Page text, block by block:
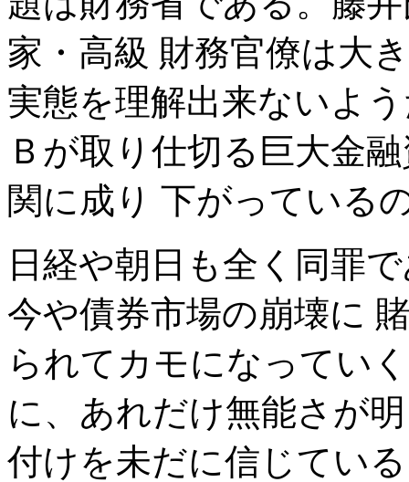
家・高級 財務官僚は大
実態を理解出来ないよ
Ｂが取り仕切る巨大金
関に成り 下がっている
日経や朝日も全く同罪
今や債券市場の崩壊に
られてカモになってい
に、あれだけ無能さが
付けを未だに信じてい